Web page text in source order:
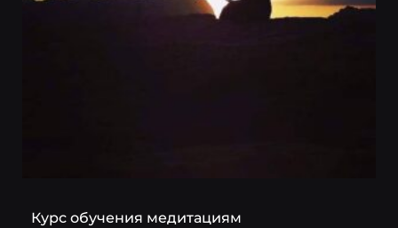
Курс обучения медитациям